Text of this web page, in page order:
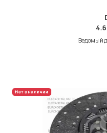
Ведомый
Нет в наличии